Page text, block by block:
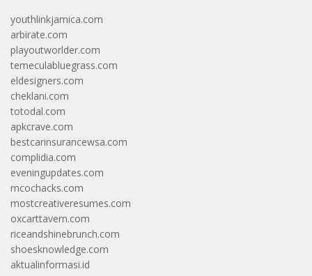
youthlinkjamica.com
arbirate.com
playoutworlder.com
temeculabluegrass.com
eldesigners.com
cheklani.com
totodal.com
apkcrave.com
bestcarinsurancewsa.com
complidia.com
eveningupdates.com
mcochacks.com
mostcreativeresumes.com
oxcarttavern.com
riceandshinebrunch.com
shoesknowledge.com
aktualinformasi.id